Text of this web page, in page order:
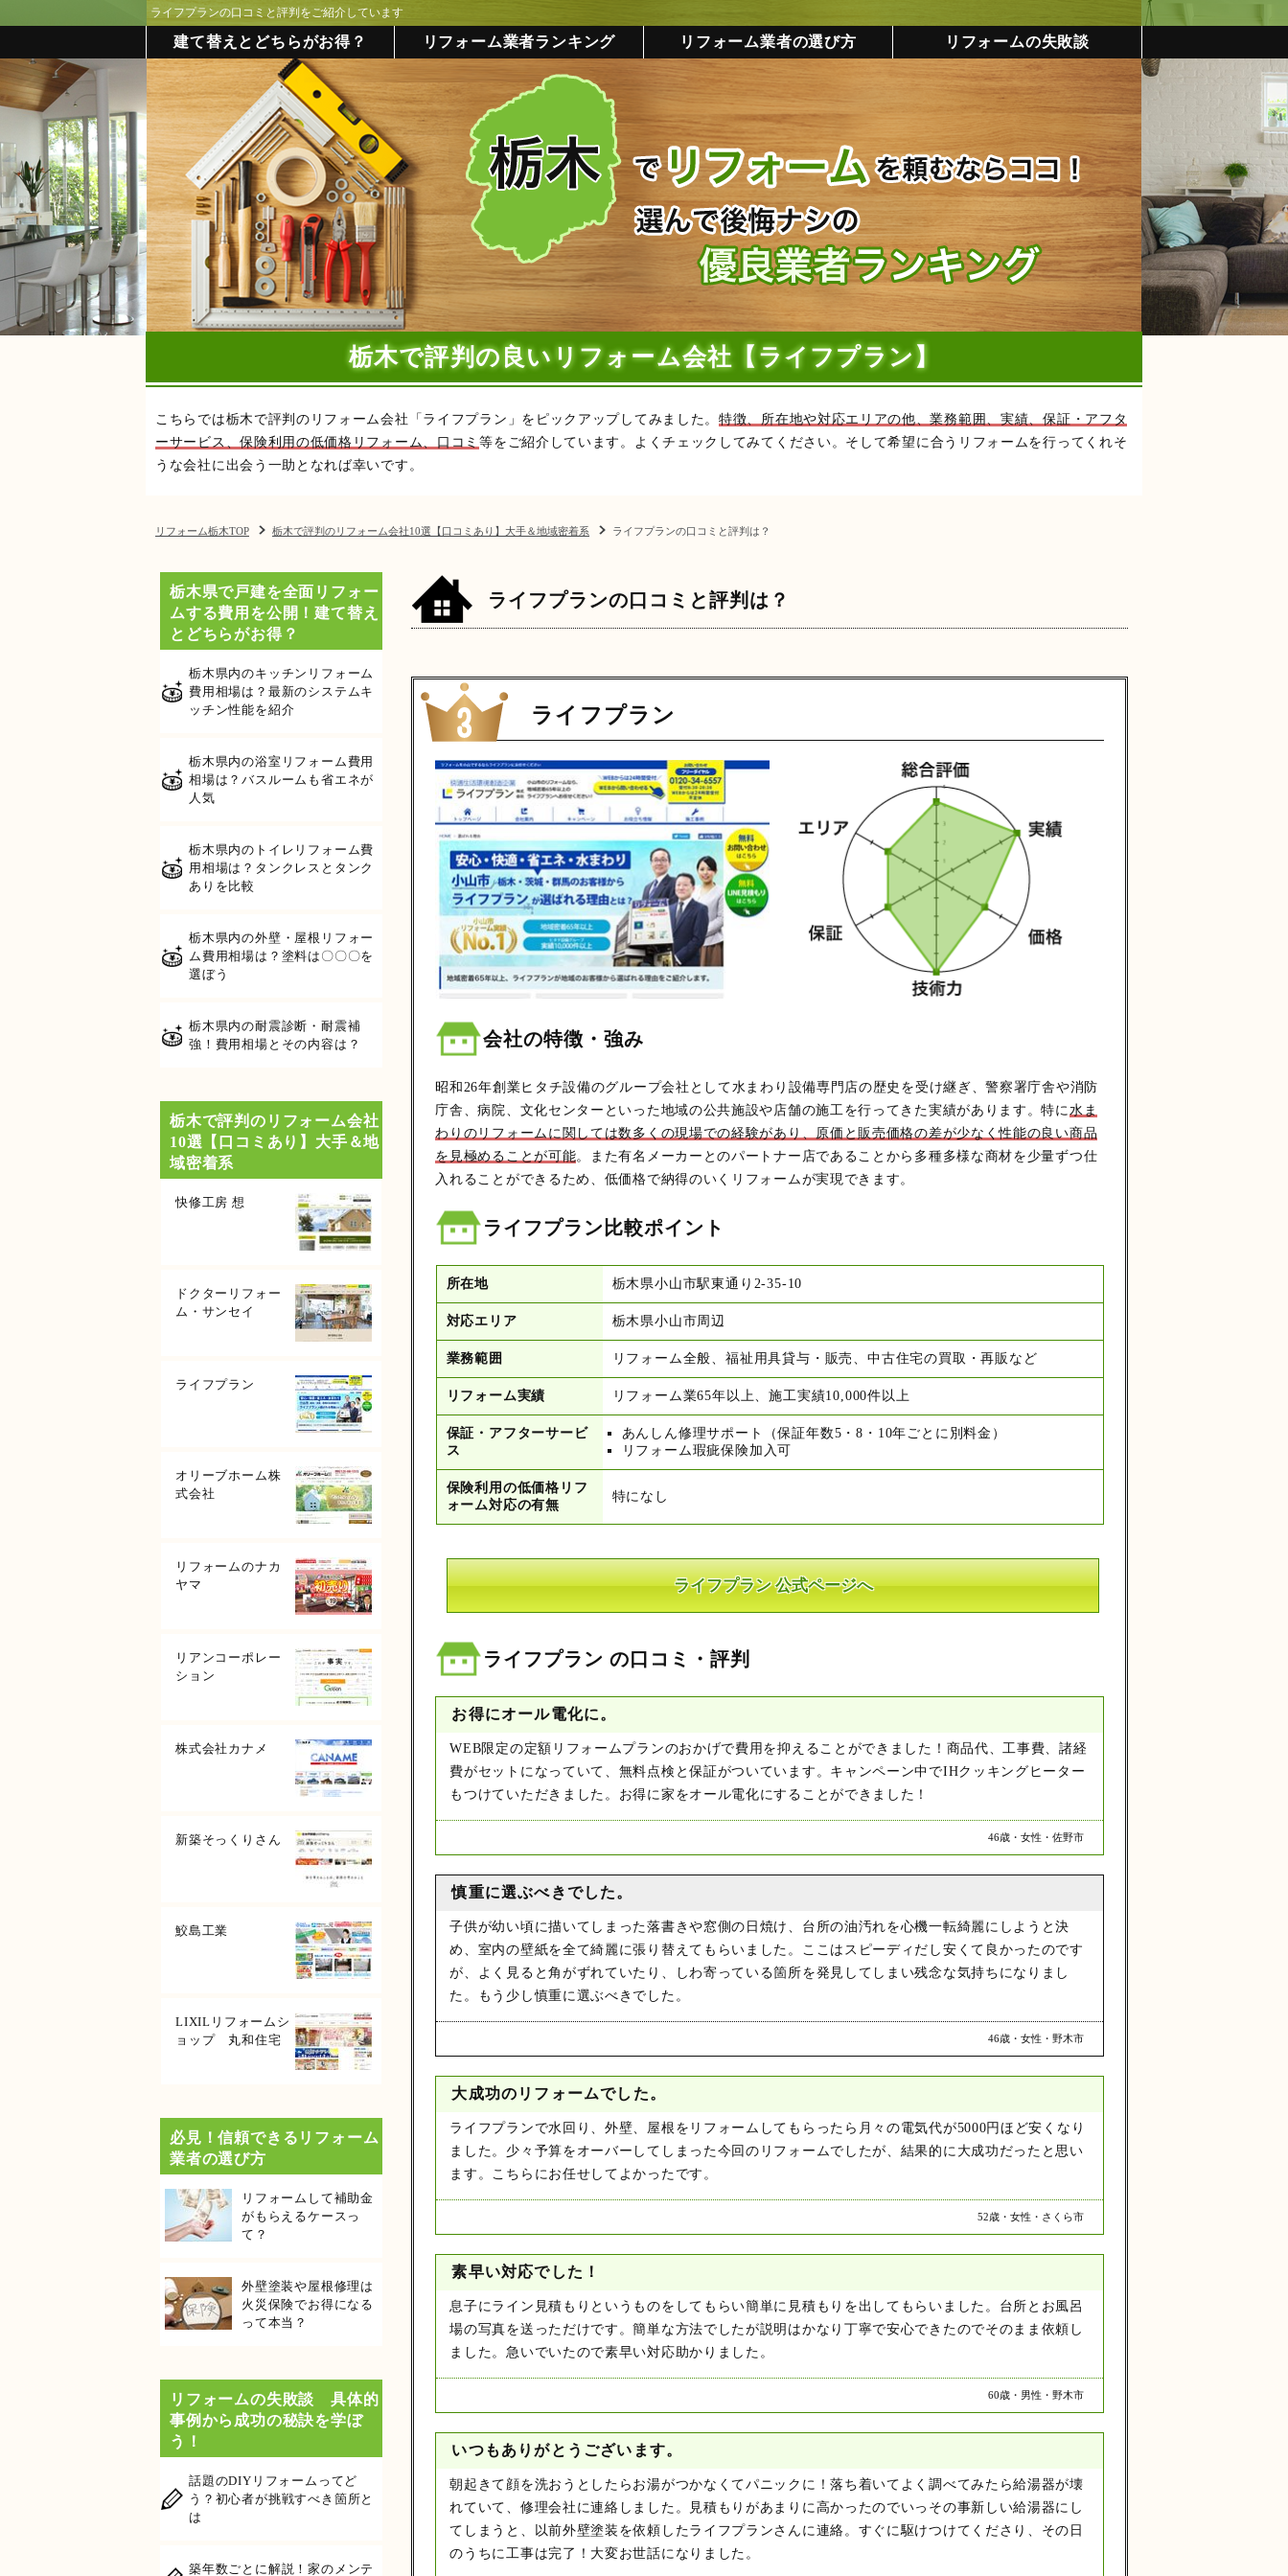
ライフプランの口コミと評判をご紹介しています
建て替えとどちらがお得？ リフォーム業者ランキング リフォーム業者の選び方 リフォームの失敗談
栃木で評判の良いリフォーム会社【ライフプラン】
こちらでは栃木で評判のリフォーム会社「ライフプラン」をピックアップしてみました。 特徴、所在地や対応エリアの他、業務範囲、実績、保証・アフタ
ーサービス、保険利用の低価格リフォーム、口コミ等をご紹介しています。よくチェックしてみてください。そして希望に合うリフォームを行ってくれそ
うな会社に出会う一助となれば幸いです。
リフォーム栃木TOP 栃木で評判のリフォーム会社10選【口コミあり】大手＆地域密着系 ライフプランの口コミと評判は？
ライフプランの口コミと評判は？
ライフプラン
会社の特徴・強み
昭和26年創業ヒタチ設備のグループ会社として水まわり設備専門店の歴史を受け継ぎ、警察署庁舎や消防
庁舎、病院、文化センターといった地域の公共施設や店舗の施工を行ってきた実績があります。特に水ま
わりのリフォームに関しては数多くの現場での経験があり、原価と販売価格の差が少なく性能の良い商品
を見極めることが可能。また有名メーカーとのパートナー店であることから多種多様な商材を少量ずつ仕
入れることができるため、低価格で納得のいくリフォームが実現できます。
ライフプラン比較ポイント
所在地 栃木県小山市駅東通り2-35-10
対応エリア 栃木県小山市周辺
業務範囲 リフォーム全般、福祉用具貸与・販売、中古住宅の買取・再販など
リフォーム実績 リフォーム業65年以上、施工実績10,000件以上
保証・アフターサービ
ス
あんしん修理サポート（保証年数5・8・10年ごとに別料金）
リフォーム瑕疵保険加入可
保険利用の低価格リフ
ォーム対応の有無
特になし
ライフプラン 公式ページへ
ライフプラン の口コミ・評判
お得にオール電化に。
WEB限定の定額リフォームプランのおかげで費用を抑えることができました！商品代、工事費、諸経
費がセットになっていて、無料点検と保証がついています。キャンペーン中でIHクッキングヒーター
もつけていただきました。お得に家をオール電化にすることができました！
46歳・女性・佐野市
慎重に選ぶべきでした。
子供が幼い頃に描いてしまった落書きや窓側の日焼け、台所の油汚れを心機一転綺麗にしようと決
め、室内の壁紙を全て綺麗に張り替えてもらいました。ここはスピーディだし安くて良かったのです
が、よく見ると角がずれていたり、しわ寄っている箇所を発見してしまい残念な気持ちになりまし
た。もう少し慎重に選ぶべきでした。
46歳・女性・野木市
大成功のリフォームでした。
ライフプランで水回り、外壁、屋根をリフォームしてもらったら月々の電気代が5000円ほど安くなり
ました。少々予算をオーバーしてしまった今回のリフォームでしたが、結果的に大成功だったと思い
ます。こちらにお任せしてよかったです。
52歳・女性・さくら市
素早い対応でした！
息子にライン見積もりというものをしてもらい簡単に見積もりを出してもらいました。台所とお風呂
場の写真を送っただけです。簡単な方法でしたが説明はかなり丁寧で安心できたのでそのまま依頼し
ました。急いでいたので素早い対応助かりました。
60歳・男性・野木市
いつもありがとうございます。
朝起きて顔を洗おうとしたらお湯がつかなくてパニックに！落ち着いてよく調べてみたら給湯器が壊
れていて、修理会社に連絡しました。見積もりがあまりに高かったのでいっその事新しい給湯器にし
てしまうと、以前外壁塗装を依頼したライフプランさんに連絡。すぐに駆けつけてくださり、その日
のうちに工事は完了！大変お世話になりました。
栃木県で戸建を全面リフォー
ムする費用を公開！建て替え
とどちらがお得？
栃木県内のキッチンリフォーム
費用相場は？最新のシステムキ
ッチン性能を紹介
栃木県内の浴室リフォーム費用
相場は？バスルームも省エネが
人気
栃木県内のトイレリフォーム費
用相場は？タンクレスとタンク
ありを比較
栃木県内の外壁・屋根リフォー
ム費用相場は？塗料は〇〇〇を
選ぼう
栃木県内の耐震診断・耐震補
強！費用相場とその内容は？
栃木で評判のリフォーム会社
10選【口コミあり】大手＆地
域密着系
快修工房 想
ドクターリフォー
ム・サンセイ
ライフプラン
オリーブホーム株
式会社
リフォームのナカ
ヤマ
リアンコーポレー
ション
株式会社カナメ
新築そっくりさん
鮫島工業
LIXILリフォームシ
ョップ 丸和住宅
必見！信頼できるリフォーム
業者の選び方
リフォームして補助金
がもらえるケースっ
て？
外壁塗装や屋根修理は
火災保険でお得になる
って本当？
リフォームの失敗談 具体的
事例から成功の秘訣を学ぼ
う！
話題のDIYリフォームってど
う？初心者が挑戦すべき箇所と
は
築年数ごとに解説！家のメンテ